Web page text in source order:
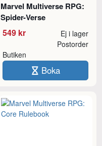
Marvel Multiverse RPG:
Spider-Verse
549 kr Ej i lager
Butiken
Postorder
Boka